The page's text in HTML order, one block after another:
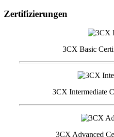
Zertifizierungen
3CX Basic
3CX Intermediate
3CX Advanced